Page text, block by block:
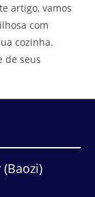
artigo, vamos
com
cozinha.
de seus